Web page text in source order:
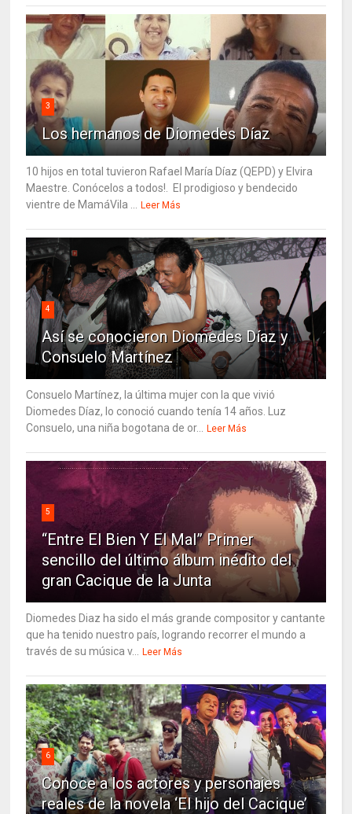
3
Los hermanos de Diomedes Díaz
10 hijos en total tuvieron Rafael María Díaz (QEPD) y Elvira
Maestre. Conócelos a todos!. El prodigioso y bendecido
vientre de MamáVila ...
Leer Más
4
Así se conocieron Diomedes Díaz y
Consuelo Martínez
Consuelo Martínez, la última mujer con la que vivió
Diomedes Díaz, lo conoció cuando tenía 14 años. Luz
Consuelo, una niña bogotana de or...
Leer Más
5
“Entre El Bien Y El Mal” Primer
sencillo del último álbum inédito del
gran Cacique de la Junta
Diomedes Diaz ha sido el más grande compositor y cantante
que ha tenido nuestro país, logrando recorrer el mundo a
través de su música v...
Leer Más
6
Conoce a los actores y personajes
reales de la novela ‘El hijo del Cacique’